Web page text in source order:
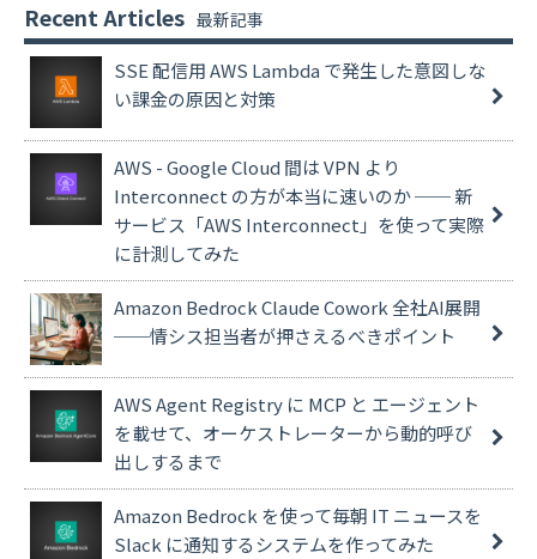
Recent Articles
SSE 配信用 AWS Lambda で発生した意図しな
い課金の原因と対策
AWS - Google Cloud 間は VPN より
Interconnect の方が本当に速いのか ── 新
サービス「AWS Interconnect」を使って実際
に計測してみた
Amazon Bedrock Claude Cowork 全社AI展開
──情シス担当者が押さえるべきポイント
AWS Agent Registry に MCP と エージェント
を載せて、オーケストレーターから動的呼び
出しするまで
Amazon Bedrock を使って毎朝 IT ニュースを
Slack に通知するシステムを作ってみた